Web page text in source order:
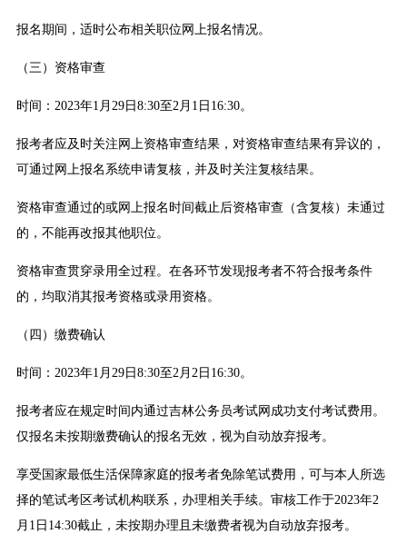
报名期间，适时公布相关职位网上报名情况。
（三）资格审查
时间：2023年1月29日8:30至2月1日16:30。
报考者应及时关注网上资格审查结果，对资格审查结果有异议的，
可通过网上报名系统申请复核，并及时关注复核结果。
资格审查通过的或网上报名时间截止后资格审查（含复核）未通过
的，不能再改报其他职位。
资格审查贯穿录用全过程。在各环节发现报考者不符合报考条件
的，均取消其报考资格或录用资格。
（四）缴费确认
时间：2023年1月29日8:30至2月2日16:30。
报考者应在规定时间内通过吉林公务员考试网成功支付考试费用。
仅报名未按期缴费确认的报名无效，视为自动放弃报考。
享受国家最低生活保障家庭的报考者免除笔试费用，可与本人所选
择的笔试考区考试机构联系，办理相关手续。审核工作于2023年2
月1日14:30截止，未按期办理且未缴费者视为自动放弃报考。